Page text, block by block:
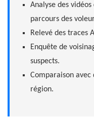
Analyse des
parcours des
Relevé des traces
Enquête de
suspects.
Comparaison avec
région.